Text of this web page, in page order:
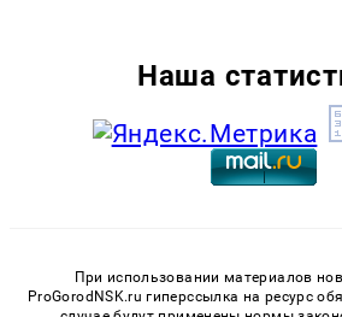
Наша
При использовании материалов
ProGorodNSK.ru гиперссылка на ресурс